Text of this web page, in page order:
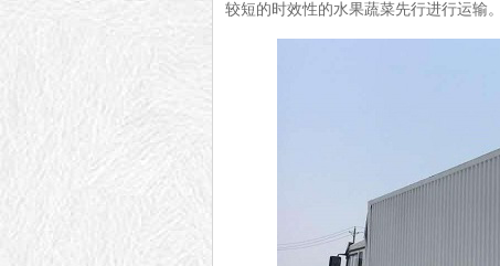
较短的时效性的水果蔬菜先行进行运输。